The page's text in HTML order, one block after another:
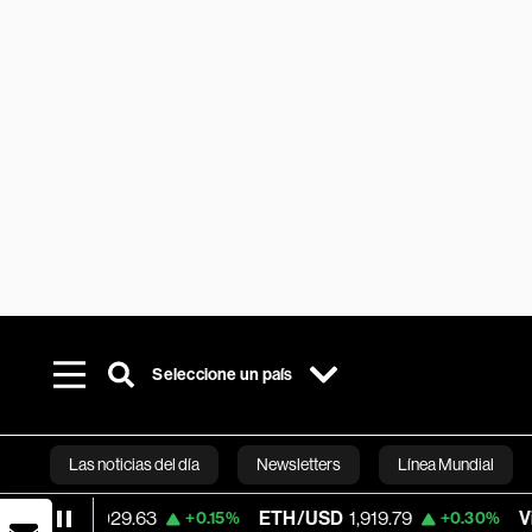
Seleccione un país
Las noticias del día Newsletters Línea Mundial
Bloomberg
+0.15% ETH/USD 1,919.79 +0.30% Visa 362.50